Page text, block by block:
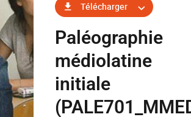
Télécharger
Paléographie
médiolatine
initiale